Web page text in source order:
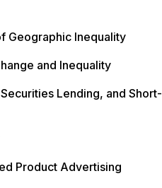
Geographic Inequality
and Inequality
Lending, and Short-
Product Advertising